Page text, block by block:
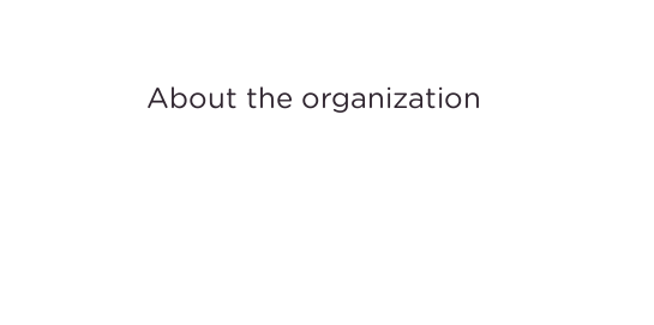
About the organization